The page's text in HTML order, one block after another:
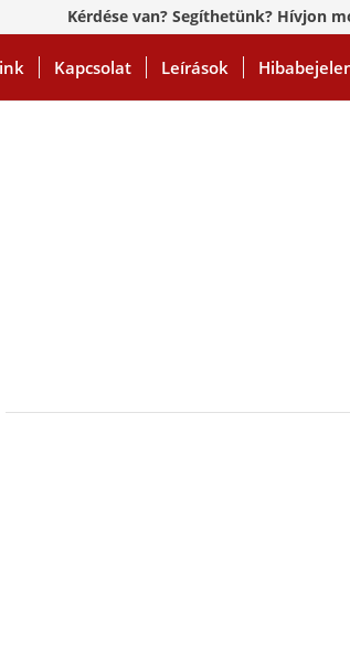
Kérdése van? Segíthetünk? Hívjon
Kapcsolat Leírások